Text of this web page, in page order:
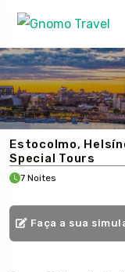
Estocolmo,
Special Tours
7 Noites
Faça a sua